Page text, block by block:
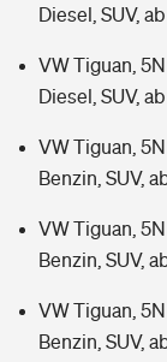
Diesel, SUV,
VW Tiguan,
Diesel, SUV,
VW Tiguan,
Benzin, SUV,
VW Tiguan,
Benzin, SUV,
VW Tiguan,
Benzin, SUV,